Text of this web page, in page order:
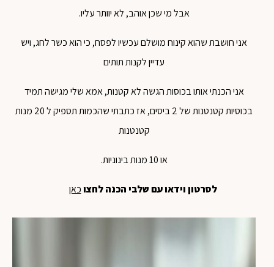
אבל מי שכן אוהב, לא יוותר עליו.
אני חושבת שהוא קינוח מושלם עכשיו לפסח, כי הוא כשר לחג, ויש
עדיין לקנות תותים
אני הכנתי אותו בכוסות הגשה לא קטנות, אמא שלי מגישה תמיד
בכוסיות קטנטנות של 2 ביסים, אז כתבתי שהכמות תספיק ל 20 מנות
קטנטנות
או 10 מנות בינוניות.
לסרטון וידאו עם שלבי הכנה לחצוכאן